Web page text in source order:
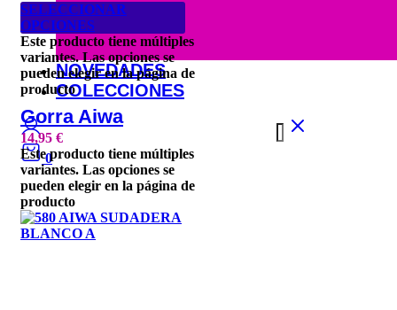
NOVEDADES
COLECCIONES
0
SELECCIONAR
OPCIONES
Este producto tiene múltiples
variantes. Las opciones se
pueden elegir en la página de
producto
Gorra Aiwa
14,95 €
Este producto tiene múltiples
variantes. Las opciones se
pueden elegir en la página de
producto